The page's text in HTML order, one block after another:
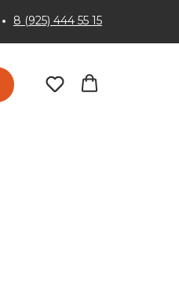
8 (925) 444 55 15